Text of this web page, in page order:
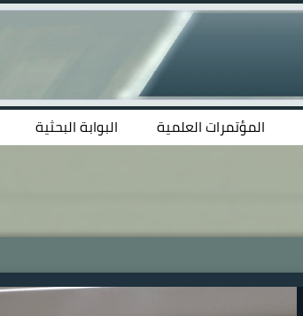
المؤتمرات العلمية البوابة البحثية